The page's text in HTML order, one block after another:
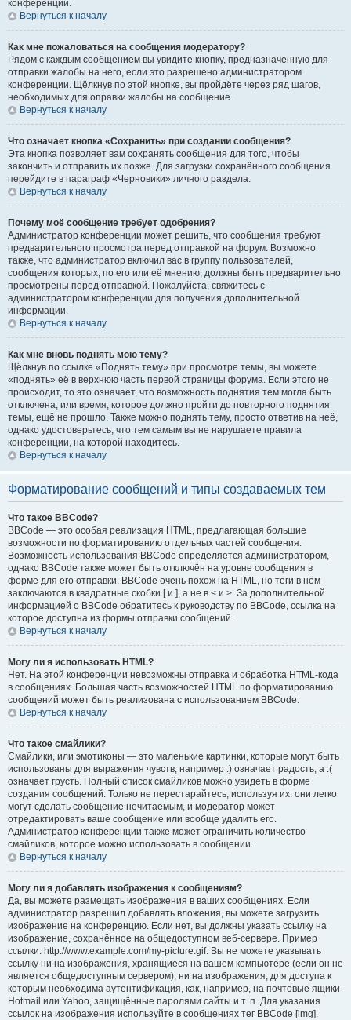
конференции.
Вернуться к началу
Как мне пожаловаться на сообщения модератору?
Рядом с каждым сообщением вы увидите кнопку, предназначенную для
отправки жалобы на него, если это разрешено администратором
конференции. Щёлкнув по этой кнопке, вы пройдёте через ряд шагов,
необходимых для оправки жалобы на сообщение.
Вернуться к началу
Что означает кнопка «Сохранить» при создании сообщения?
Эта кнопка позволяет вам сохранять сообщения для того, чтобы
закончить и отправить их позже. Для загрузки сохранённого сообщения
перейдите в параграф «Черновики» личного раздела.
Вернуться к началу
Почему моё сообщение требует одобрения?
Администратор конференции может решить, что сообщения требуют
предварительного просмотра перед отправкой на форум. Возможно
также, что администратор включил вас в группу пользователей,
сообщения которых, по его или её мнению, должны быть предварительно
просмотрены перед отправкой. Пожалуйста, свяжитесь с
администратором конференции для получения дополнительной
информации.
Вернуться к началу
Как мне вновь поднять мою тему?
Щёлкнув по ссылке «Поднять тему» при просмотре темы, вы можете
«поднять» её в верхнюю часть первой страницы форума. Если этого не
происходит, то это означает, что возможность поднятия тем могла быть
отключена, или время, которое должно пройти до повторного поднятия
темы, ещё не прошло. Также можно поднять тему, просто ответив на неё,
однако удостоверьтесь, что тем самым вы не нарушаете правила
конференции, на которой находитесь.
Вернуться к началу
Форматирование сообщений и типы создаваемых тем
Что такое BBCode?
BBCode — это особая реализация HTML, предлагающая большие
возможности по форматированию отдельных частей сообщения.
Возможность использования BBCode определяется администратором,
однако BBCode также может быть отключён на уровне сообщения в
форме для его отправки. BBCode очень похож на HTML, но теги в нём
заключаются в квадратные скобки [ и ], а не в < и >. За дополнительной
информацией о BBCode обратитесь к руководству по BBCode, ссылка на
которое доступна из формы отправки сообщений.
Вернуться к началу
Могу ли я использовать HTML?
Нет. На этой конференции невозможны отправка и обработка HTML-кода
в сообщениях. Большая часть возможностей HTML по форматированию
сообщений может быть реализована с использованием BBCode.
Вернуться к началу
Что такое смайлики?
Смайлики, или эмотиконы — это маленькие картинки, которые могут быть
использованы для выражения чувств, например :) означает радость, а :(
означает грусть. Полный список смайликов можно увидеть в форме
создания сообщений. Только не перестарайтесь, используя их: они легко
могут сделать сообщение нечитаемым, и модератор может
отредактировать ваше сообщение или вообще удалить его.
Администратор конференции также может ограничить количество
смайликов, которое можно использовать в сообщении.
Вернуться к началу
Могу ли я добавлять изображения к сообщениям?
Да, вы можете размещать изображения в ваших сообщениях. Если
администратор разрешил добавлять вложения, вы можете загрузить
изображение на конференцию. Если нет, вы должны указать ссылку на
изображение, сохранённое на общедоступном веб-сервере. Пример
ссылки: http://www.example.com/my-picture.gif. Вы не можете указывать
ссылку ни на изображения, хранящиеся на вашем компьютере (если он не
является общедоступным сервером), ни на изображения, для доступа к
которым необходима аутентификация, как, например, на почтовые ящики
Hotmail или Yahoo, защищённые паролями сайты и т. п. Для указания
ссылок на изображения используйте в сообщениях тег BBCode [img].